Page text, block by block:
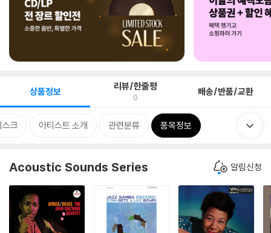
상품정보 리뷰/한줄평
0 배송/반품/교환
스크 아티스트 소개 관련분류 품목정보
Acoustic Sounds Series 알림신청